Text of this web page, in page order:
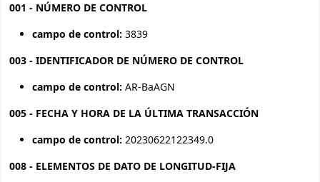
001 - NÚMERO DE CONTROL
campo de control: 3839
003 - IDENTIFICADOR DE NÚMERO DE CONTROL
campo de control: AR-BaAGN
005 - FECHA Y HORA DE LA ÚLTIMA TRANSACCIÓN
campo de control: 20230622122349.0
008 - ELEMENTOS DE DATO DE LONGITUD-FIJA